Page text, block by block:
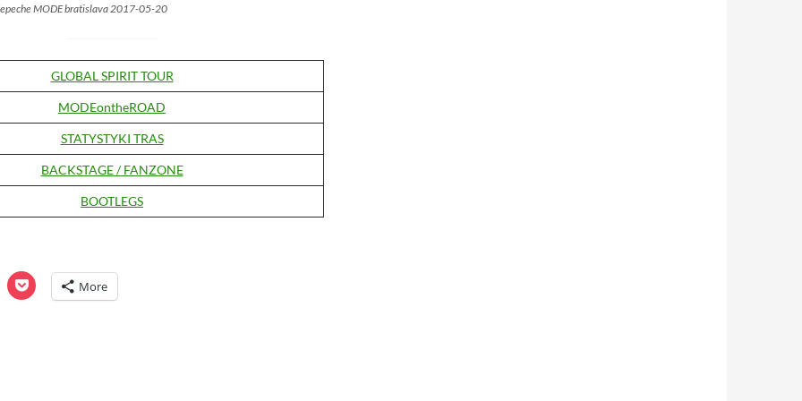
MODE bratislava 2017-05-20
GLOBAL SPIRIT TOUR
MODEontheROAD
STATYSTYKI TRAS
BACKSTAGE / FANZONE
BOOTLEGS
C
l More